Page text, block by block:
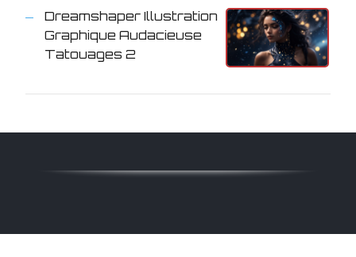
Dreamshaper Illustration
Graphique Audacieuse
Tatouages 2